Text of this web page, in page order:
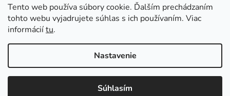
Tento web používa súbory cookie. Ďalším prechádzaním
tohto webu vyjadrujete súhlas s ich používaním. Viac
informáciítu.
Nastavenie
Súhlasím
: Zaplaťte vopred a získajte
S
PRIHLÁSIŤ SA
Vytvoril Shoptet Premium
Copyright 2026L2.sk. Všetky práva vyhradené.
môžem pomôcť?“